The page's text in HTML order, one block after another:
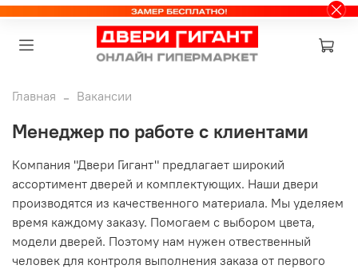
Главная Вакансии
Менеджер по работе с клиентами
Компания "Двери Гигант" предлагает широкий
ассортимент дверей и комплектующих. Наши двери
производятся из качественного материала. Мы уделяем
время каждому заказу. Помогаем с выбором цвета,
модели дверей. Поэтому нам нужен отвественный
человек для контроля выполнения заказа от первого